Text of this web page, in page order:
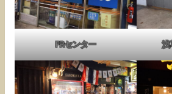
PRセンター 浅